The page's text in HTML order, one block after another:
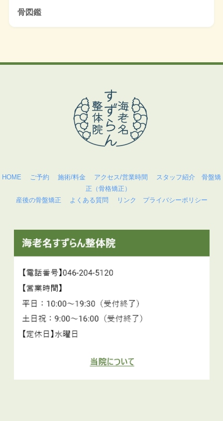
骨図鑑
HOME ご予約 施術/料金 アクセス/営業時間 スタッフ紹介
骨盤矯
正（骨格矯正）
産後の骨盤矯正
よくある質問 リンク プライバシーポリシー